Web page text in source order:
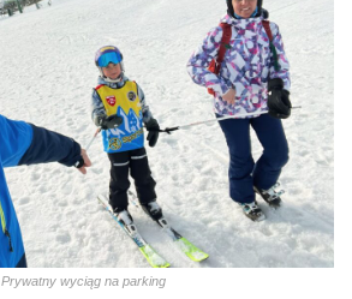
Prywatny wyciąg na parking